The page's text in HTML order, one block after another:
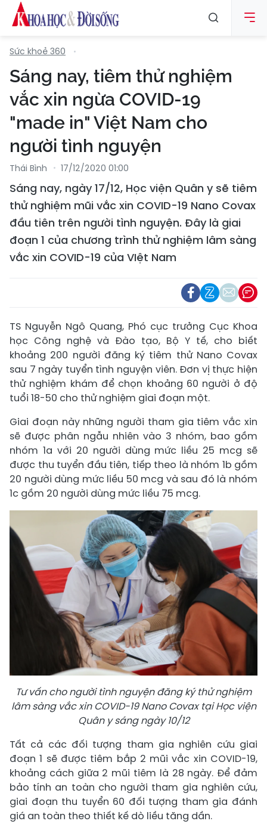
Sức khoẻ 360
Sáng nay, tiêm thử nghiệm
vắc xin ngừa COVID-19
"made in" Việt Nam cho
người tình nguyện
Thái Bình 17/12/2020 01:00
Sáng nay, ngày 17/12, Học viện Quân y sẽ tiêm
thử nghiệm mũi vắc xin COVID-19 Nano Covax
đầu tiên trên người tình nguyện. Đây là giai
đoạn 1 của chương trình thử nghiệm lâm sàng
vắc xin COVID-19 của VIệt Nam
TS Nguyễn Ngô Quang, Phó cục trưởng Cục Khoa
học Công nghệ và Đào tạo, Bộ Y tế, cho biết
khoảng 200 người đăng ký tiêm thử Nano Covax
sau 7 ngày tuyển tình nguyện viên. Đơn vị thực hiện
thử nghiệm khám để chọn khoảng 60 người ở độ
tuổi 18-50 cho thử nghiệm giai đoạn một.
Giai đoạn này những người tham gia tiêm vắc xin
sẽ được phân ngẫu nhiên vào 3 nhóm, bao gồm
nhóm 1a với 20 người dùng mức liều 25 mcg sẽ
được thu tuyển đầu tiên, tiếp theo là nhóm 1b gồm
20 người dùng mức liều 50 mcg và sau đó là nhóm
1c gồm 20 người dùng mức liều 75 mcg.
Tư vấn cho người tình nguyện đăng ký thử nghiệm
lâm sàng vắc xin COVID-19 Nano Covax tại Học viện
Quân y sáng ngày 10/12
Tất cả các đối tượng tham gia nghiên cứu giai
đoạn 1 sẽ được tiêm bắp 2 mũi vắc xin COVID-19,
khoảng cách giữa 2 mũi tiêm là 28 ngày. Để đảm
bảo tính an toàn cho người tham gia nghiên cứu,
giai đoạn thu tuyển 60 đối tượng tham gia đánh
giá an toàn theo thiết kế dò liều tăng dần.